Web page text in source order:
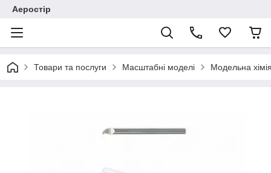
Аеростір
Товари та послуги Масштабні моделі Модельна